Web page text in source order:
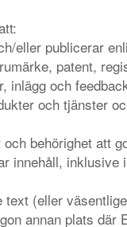
publicerar
patent,
och
och tjänster
behörighet att
inklusive
(eller
annan plats